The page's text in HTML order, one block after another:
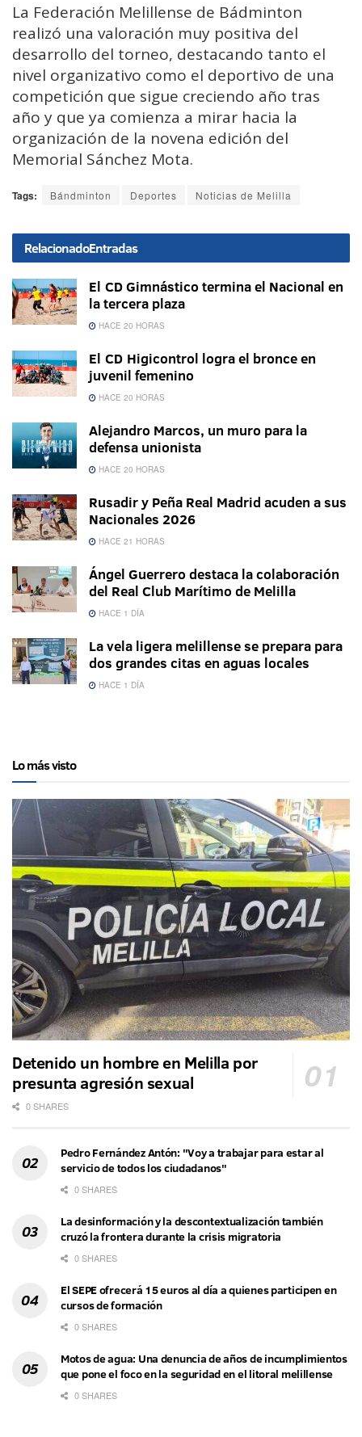
La Federación Melillense de Bádminton
realizó una valoración muy positiva del
desarrollo del torneo, destacando tanto el
nivel organizativo como el deportivo de una
competición que sigue creciendo año tras
año y que ya comienza a mirar hacia la
organización de la novena edición del
Memorial Sánchez Mota.
Tags: Bándminton Deportes Noticias de Melilla
RelacionadoEntradas
El CD Gimnástico termina el Nacional en
la tercera plaza
HACE 20 HORAS
El CD Higicontrol logra el bronce en
juvenil femenino
HACE 20 HORAS
Alejandro Marcos, un muro para la
defensa unionista
HACE 20 HORAS
Rusadir y Peña Real Madrid acuden a sus
Nacionales 2026
HACE 21 HORAS
Ángel Guerrero destaca la colaboración
del Real Club Marítimo de Melilla
HACE 1 DÍA
La vela ligera melillense se prepara para
dos grandes citas en aguas locales
HACE 1 DÍA
Lo más visto
Detenido un hombre en Melilla por
presunta agresión sexual
0 SHARES
Pedro Fernández Antón: "Voy a trabajar para estar al
servicio de todos los ciudadanos"
0 SHARES
La desinformación y la descontextualización también
cruzó la frontera durante la crisis migratoria
0 SHARES
El SEPE ofrecerá 15 euros al día a quienes participen en
cursos de formación
0 SHARES
Motos de agua: Una denuncia de años de incumplimientos
que pone el foco en la seguridad en el litoral melillense
0 SHARES